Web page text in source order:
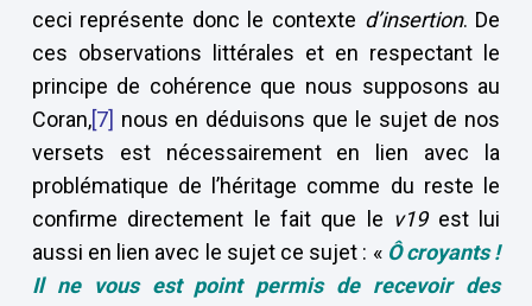
ceci représente donc le contexte d’insertion. De
ces observations littérales et en respectant le
principe de cohérence que nous supposons au
Coran,[7] nous en déduisons que le sujet de nos
versets est nécessairement en lien avec la
problématique de l’héritage comme du reste le
confirme directement le fait que le v19 est lui
aussi en lien avec le sujet ce sujet : « Ô croyants !
Il ne vous est point permis de recevoir des